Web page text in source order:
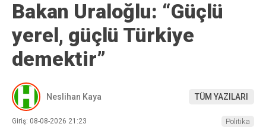
Bakan Uraloğlu: “Güçlü
yerel, güçlü Türkiye
demektir”
Neslihan Kaya TÜM YAZILARI
Giriş: 08-08-2026 21:23
Politika